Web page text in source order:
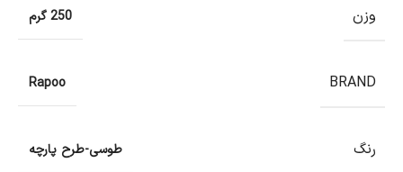
وزن 250 گرم
BRAND
Rapoo
رنگ طوسی-طرح پارچه